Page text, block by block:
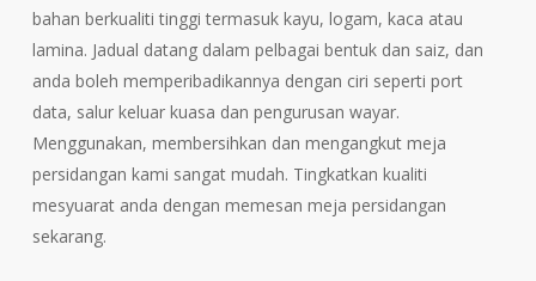
bahan berkualiti tinggi termasuk kayu, logam, kaca atau
lamina. Jadual datang dalam pelbagai bentuk dan saiz, dan
anda boleh memperibadikannya dengan ciri seperti port
data, salur keluar kuasa dan pengurusan wayar.
Menggunakan, membersihkan dan mengangkut meja
persidangan kami sangat mudah. Tingkatkan kualiti
mesyuarat anda dengan memesan meja persidangan
sekarang.